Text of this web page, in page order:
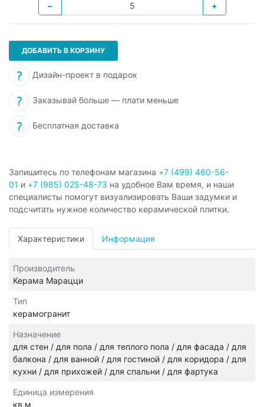
−
+
ДОБАВИТЬ В КОРЗИНУ
Дизайн-проект в подарок
Заказывай больше — плати меньше
Бесплатная доставка
Запишитесь по телефонам магазина +7 (499) 460-56-
01 и +7 (985) 025-48-73 на удобное Вам время, и наши
специалисты помогут визуализировать Ваши задумки и
подсчитать нужное количество керамической плитки.
Характеристики Информация
Производитель
Керама Марацци
Тип
керамогранит
Назначение
для стен / для пола / для теплого пола / для фасада / для
балкона / для ванной / для гостиной / для коридора / для
кухни / для прихожей / для спальни / для фартука
Единица измерения
кв.м